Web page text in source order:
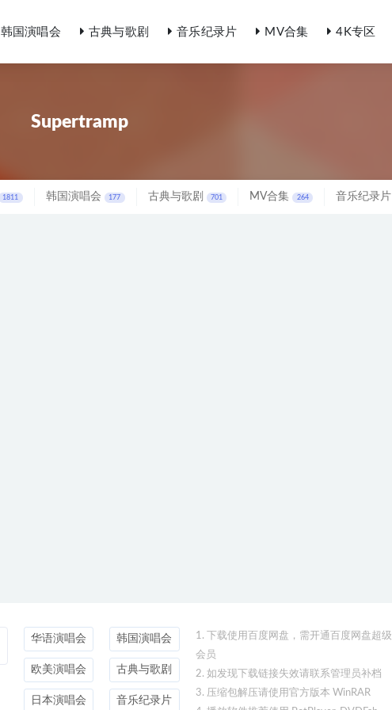
韩国演唱会 古典与歌剧 音乐纪录片 MV合集 4K专区
Supertramp
1811 韩国演唱会 177 古典与歌剧 701 MV合集 264 音乐纪录片
华语演唱会
欧美演唱会
日本演唱会
韩国演唱会
古典与歌剧
音乐纪录片
1. 下载使用百度网盘，需开通百度网盘超级
会员
2. 如发现下载链接失效请联系管理员补档
3. 压缩包解压请使用官方版本 WinRAR